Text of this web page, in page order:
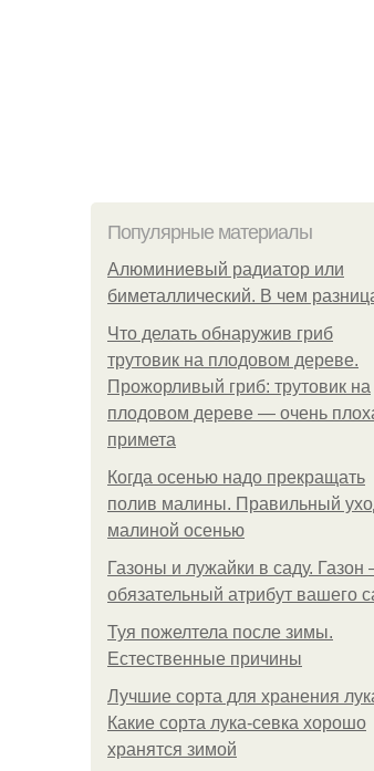
Популярные материалы
Алюминиевый радиатор или
биметаллический. В чем
Что делать обнаружив гриб
трутовик на плодовом дереве.
Прожорливый гриб: трутовик на
плодовом дереве — очень
примета
Когда осенью надо прекращать
полив малины. Правильный
малиной осенью
Газоны и лужайки в саду.
обязательный атрибут вашего
Туя пожелтела после зимы.
Естественные причины
Лучшие сорта для хранения
Какие сорта лука-севка хорошо
хранятся зимой